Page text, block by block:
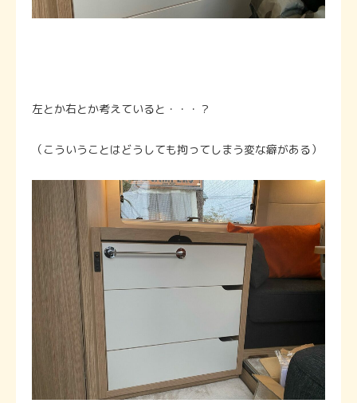
左とか右とか考えていると・・・？
（こういうことはどうしても拘ってしまう変な癖がある）